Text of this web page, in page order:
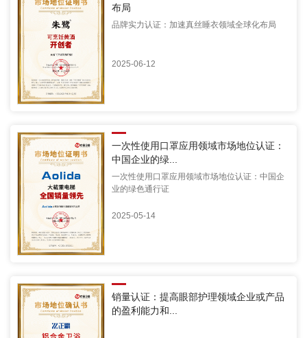
布局
品牌实力认证：加速真丝睡衣领域全球化布局
2025-06-12
一次性使用口罩应用领域市场地位认证：
中国企业的绿...
一次性使用口罩应用领域市场地位认证：中国企
业的绿色通行证
2025-05-14
销量认证：提高眼部护理领域企业或产品
的盈利能力和...